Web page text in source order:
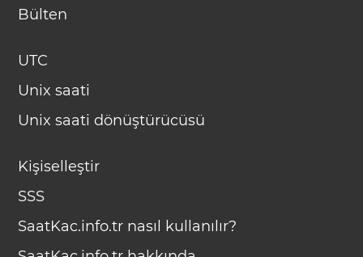
Bülten
UTC
Unix saati
Unix saati dönüştürücüsü
Kişiselleştir
SSS
SaatKac.info.tr nasıl kullanılır?